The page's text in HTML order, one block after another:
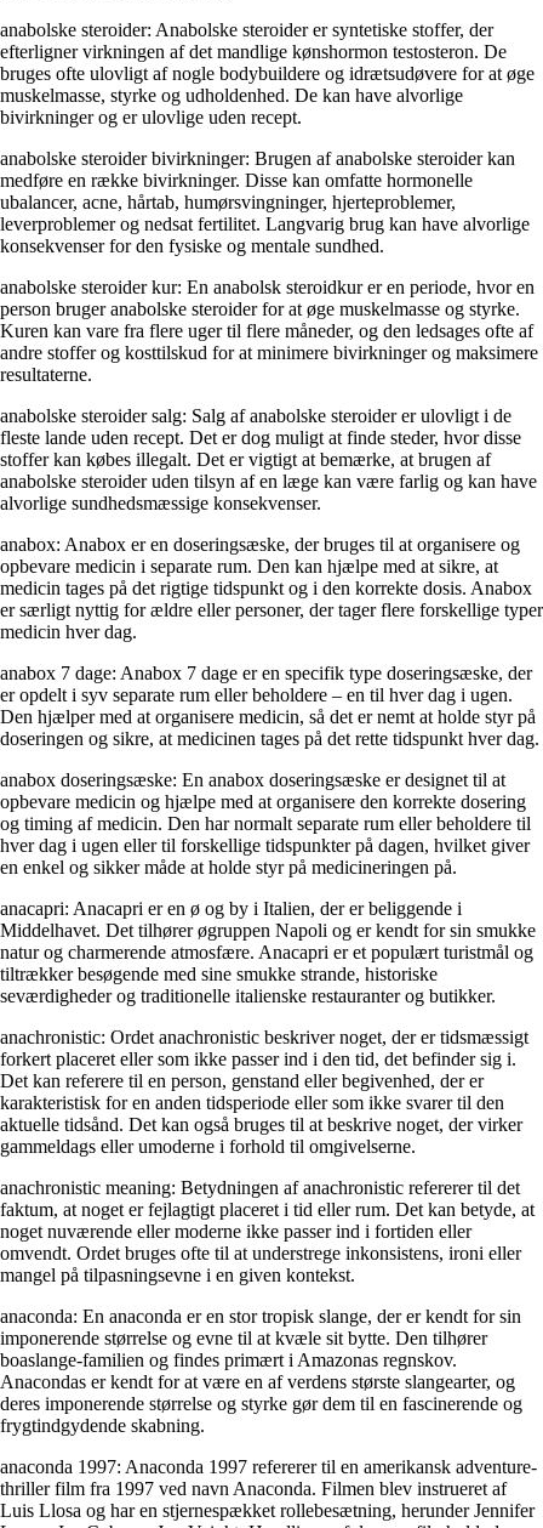
anabolske steroider: Anabolske steroider er syntetiske stoffer, der
efterligner virkningen af det mandlige kønshormon testosteron. De
bruges ofte ulovligt af nogle bodybuildere og idrætsudøvere for at øge
muskelmasse, styrke og udholdenhed. De kan have alvorlige
bivirkninger og er ulovlige uden recept.
anabolske steroider bivirkninger: Brugen af anabolske steroider kan
medføre en række bivirkninger. Disse kan omfatte hormonelle
ubalancer, acne, hårtab, humørsvingninger, hjerteproblemer,
leverproblemer og nedsat fertilitet. Langvarig brug kan have alvorlige
konsekvenser for den fysiske og mentale sundhed.
anabolske steroider kur: En anabolsk steroidkur er en periode, hvor en
person bruger anabolske steroider for at øge muskelmasse og styrke.
Kuren kan vare fra flere uger til flere måneder, og den ledsages ofte af
andre stoffer og kosttilskud for at minimere bivirkninger og maksimere
resultaterne.
anabolske steroider salg: Salg af anabolske steroider er ulovligt i de
fleste lande uden recept. Det er dog muligt at finde steder, hvor disse
stoffer kan købes illegalt. Det er vigtigt at bemærke, at brugen af
anabolske steroider uden tilsyn af en læge kan være farlig og kan have
alvorlige sundhedsmæssige konsekvenser.
anabox: Anabox er en doseringsæske, der bruges til at organisere og
opbevare medicin i separate rum. Den kan hjælpe med at sikre, at
medicin tages på det rigtige tidspunkt og i den korrekte dosis. Anabox
er særligt nyttig for ældre eller personer, der tager flere forskellige typer
medicin hver dag.
anabox 7 dage: Anabox 7 dage er en specifik type doseringsæske, der
er opdelt i syv separate rum eller beholdere – en til hver dag i ugen.
Den hjælper med at organisere medicin, så det er nemt at holde styr på
doseringen og sikre, at medicinen tages på det rette tidspunkt hver dag.
anabox doseringsæske: En anabox doseringsæske er designet til at
opbevare medicin og hjælpe med at organisere den korrekte dosering
og timing af medicin. Den har normalt separate rum eller beholdere til
hver dag i ugen eller til forskellige tidspunkter på dagen, hvilket giver
en enkel og sikker måde at holde styr på medicineringen på.
anacapri: Anacapri er en ø og by i Italien, der er beliggende i
Middelhavet. Det tilhører øgruppen Napoli og er kendt for sin smukke
natur og charmerende atmosfære. Anacapri er et populært turistmål og
tiltrækker besøgende med sine smukke strande, historiske
seværdigheder og traditionelle italienske restauranter og butikker.
anachronistic: Ordet anachronistic beskriver noget, der er tidsmæssigt
forkert placeret eller som ikke passer ind i den tid, det befinder sig i.
Det kan referere til en person, genstand eller begivenhed, der er
karakteristisk for en anden tidsperiode eller som ikke svarer til den
aktuelle tidsånd. Det kan også bruges til at beskrive noget, der virker
gammeldags eller umoderne i forhold til omgivelserne.
anachronistic meaning: Betydningen af ​​anachronistic refererer til det
faktum, at noget er fejlagtigt placeret i tid eller rum. Det kan betyde, at
noget nuværende eller moderne ikke passer ind i fortiden eller
omvendt. Ordet bruges ofte til at understrege inkonsistens, ironi eller
mangel på tilpasningsevne i en given kontekst.
anaconda: En anaconda er en stor tropisk slange, der er kendt for sin
imponerende størrelse og evne til at kvæle sit bytte. Den tilhører
boaslange-familien og findes primært i Amazonas regnskov.
Anacondas er kendt for at være en af verdens største slangearter, og
deres imponerende størrelse og styrke gør dem til en fascinerende og
frygtindgydende skabning.
anaconda 1997: Anaconda 1997 refererer til en amerikansk adventure-
thriller film fra 1997 ved navn Anaconda. Filmen blev instrueret af
Luis Llosa og har en stjernespækket rollebesætning, herunder Jennifer